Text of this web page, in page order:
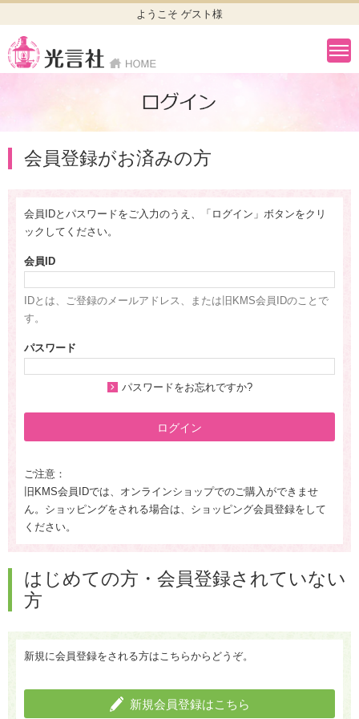
ようこそ ゲスト様
会員登録がお済みの方
会員IDとパスワードをご入力のうえ、「ログイン」ボタンをクリ
ックしてください。
会員ID
IDとは、ご登録のメールアドレス、または旧KMS会員IDのことで
す。
パスワード
パスワードをお忘れですか?
ログイン
ご注意：
旧KMS会員IDでは、オンラインショップでのご購入ができませ
ん。ショッピングをされる場合は、ショッピング会員登録をして
ください。
はじめての方・会員登録されていない
方
新規に会員登録をされる方はこちらからどうぞ。
新規会員登録はこちら